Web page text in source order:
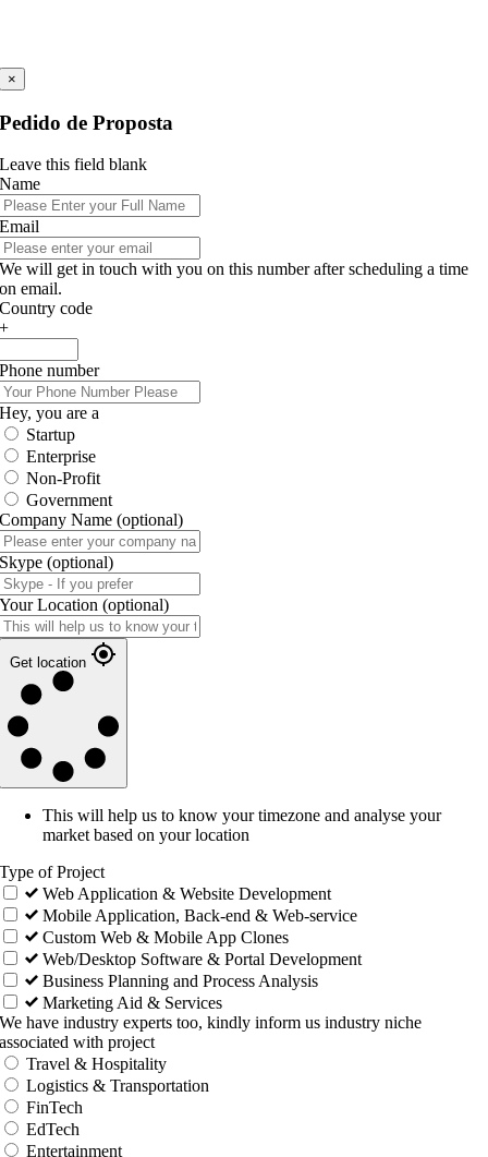
×
Pedido de Proposta
Leave this field blank
Name
Email
We will get in touch with you on this number after scheduling a time
on email.
Country code
+
Phone number
Hey, you are a
Startup
Enterprise
Non-Profit
Government
Company Name (optional)
Skype (optional)
Your Location (optional)
Get location
This will help us to know your timezone and analyse your
market based on your location
Type of Project
Web Application & Website Development
Mobile Application, Back-end & Web-service
Custom Web & Mobile App Clones
Web/Desktop Software & Portal Development
Business Planning and Process Analysis
Marketing Aid & Services
We have industry experts too, kindly inform us industry niche
associated with project
Travel & Hospitality
Logistics & Transportation
FinTech
EdTech
Entertainment